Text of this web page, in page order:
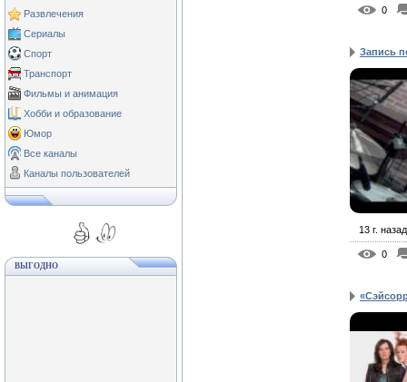
Развлечения
Сериалы
Спорт
Транспорт
Фильмы и анимация
Хобби и образование
Юмор
Все каналы
Каналы пользователей
ВЫГОДНО
0
Запись
13 г. назад
0